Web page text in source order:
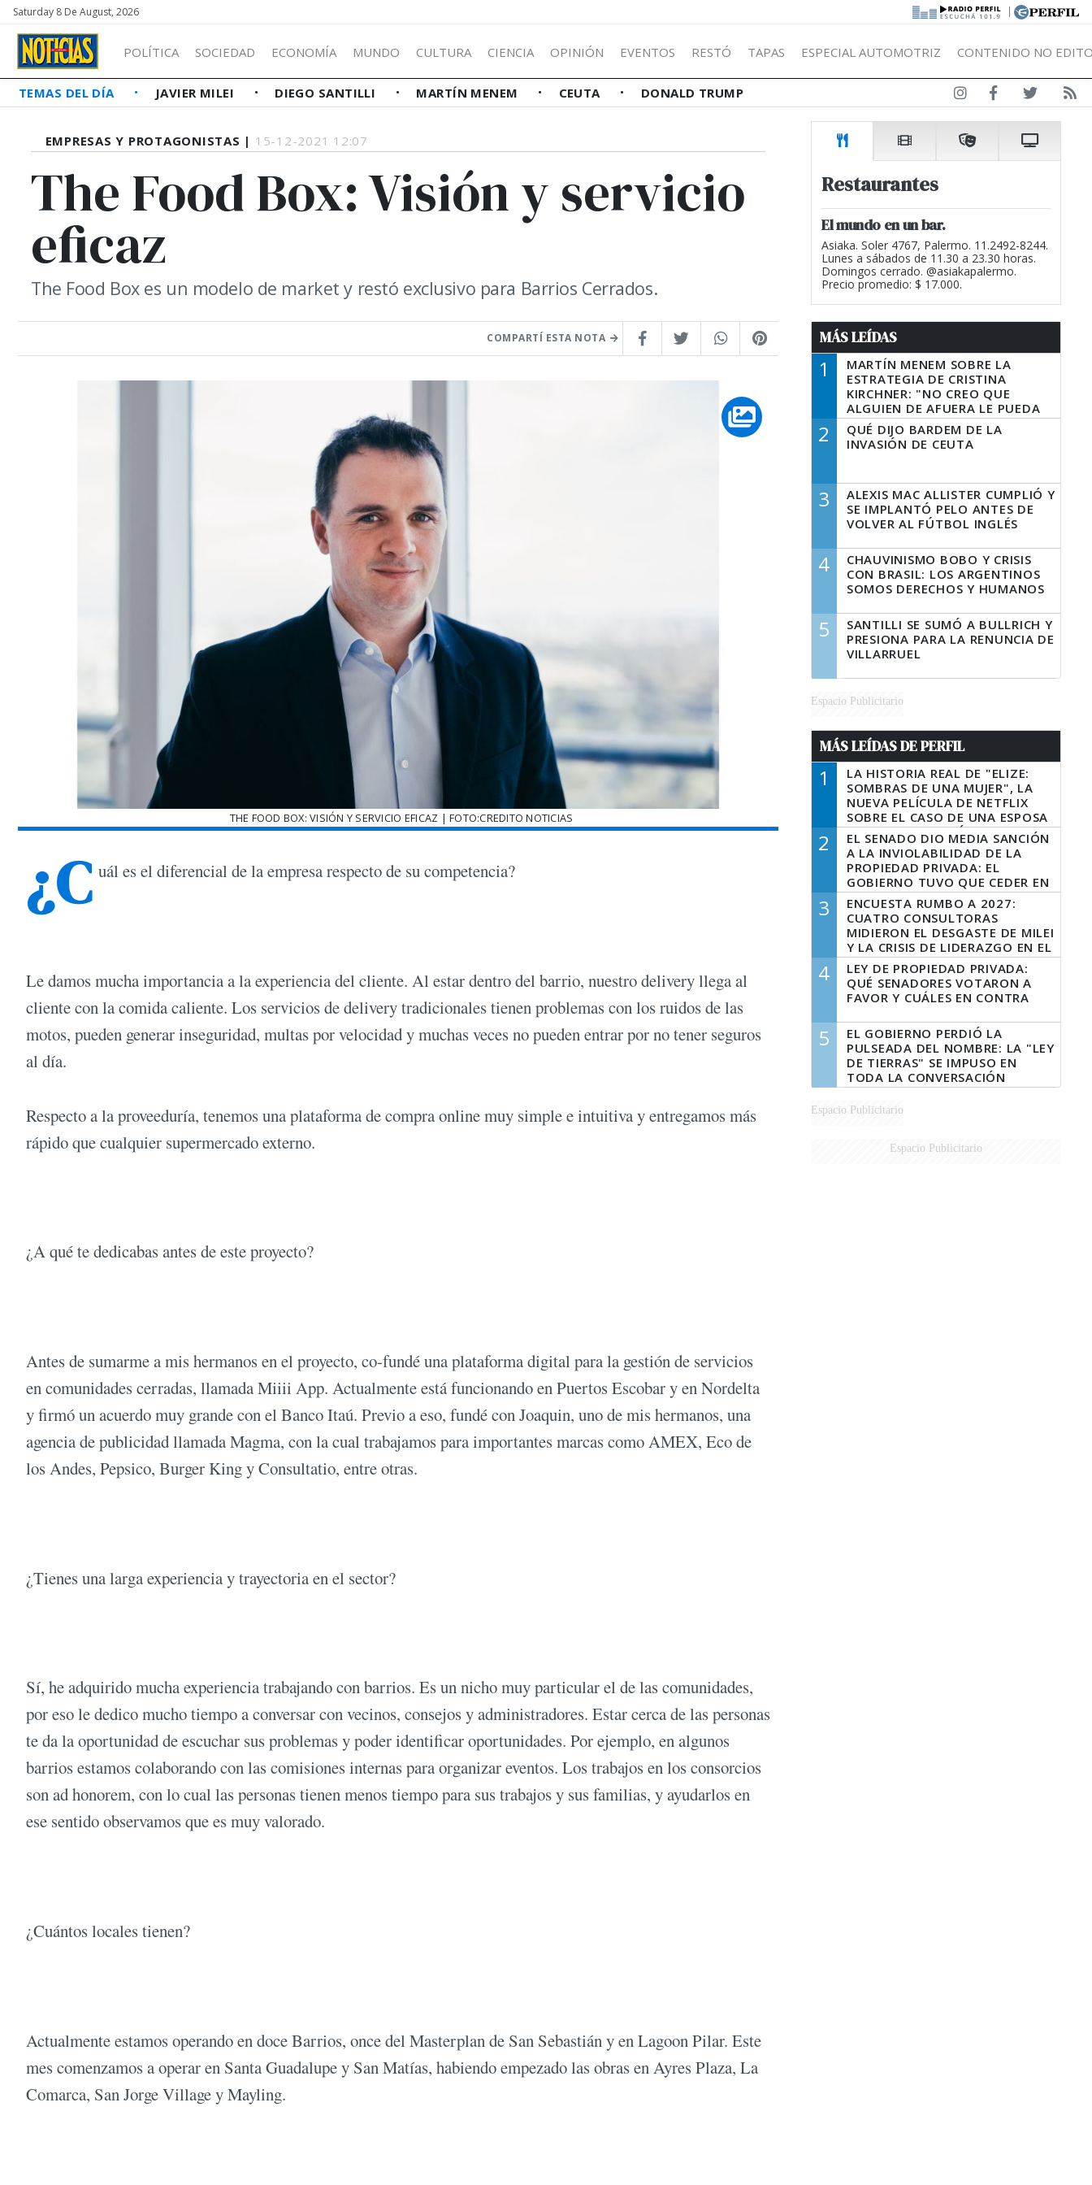
Saturday 8 De August, 2026 |
POLÍTICA SOCIEDAD ECONOMÍA MUNDO CULTURA CIENCIA OPINIÓN EVENTOS RESTÓ TAPAS ESPECIAL AUTOMOTRIZ CONTENIDO NO
TEMAS DEL DÍA JAVIER MILEI DIEGO SANTILLI MARTÍN MENEM CEUTA DONALD TRUMP
EMPRESAS Y PROTAGONISTAS | 15-12-2021 12:07
The Food Box: Visión y servicio
eficaz
The Food Box es un modelo de market y restó exclusivo para Barrios Cerrados.
COMPARTÍ ESTA NOTA
THE FOOD BOX: VISIÓN Y SERVICIO EFICAZ | FOTO:CREDITO NOTICIAS
¿C uál es el diferencial de la empresa respecto de su competencia?
Le damos mucha importancia a la experiencia del cliente. Al estar dentro del barrio, nuestro delivery llega al
cliente con la comida caliente. Los servicios de delivery tradicionales tienen problemas con los ruidos de las
motos, pueden generar inseguridad, multas por velocidad y muchas veces no pueden entrar por no tener seguros
al día.
Respecto a la proveeduría, tenemos una plataforma de compra online muy simple e intuitiva y entregamos más
rápido que cualquier supermercado externo.
¿A qué te dedicabas antes de este proyecto?
Antes de sumarme a mis hermanos en el proyecto, co-fundé una plataforma digital para la gestión de servicios
en comunidades cerradas, llamada Miiii App. Actualmente está funcionando en Puertos Escobar y en Nordelta
y firmó un acuerdo muy grande con el Banco Itaú. Previo a eso, fundé con Joaquin, uno de mis hermanos, una
agencia de publicidad llamada Magma, con la cual trabajamos para importantes marcas como AMEX, Eco de
los Andes, Pepsico, Burger King y Consultatio, entre otras.
¿Tienes una larga experiencia y trayectoria en el sector?
Sí, he adquirido mucha experiencia trabajando con barrios. Es un nicho muy particular el de las comunidades,
por eso le dedico mucho tiempo a conversar con vecinos, consejos y administradores. Estar cerca de las personas
te da la oportunidad de escuchar sus problemas y poder identificar oportunidades. Por ejemplo, en algunos
barrios estamos colaborando con las comisiones internas para organizar eventos. Los trabajos en los consorcios
son ad honorem, con lo cual las personas tienen menos tiempo para sus trabajos y sus familias, y ayudarlos en
ese sentido observamos que es muy valorado.
¿Cuántos locales tienen?
Actualmente estamos operando en doce Barrios, once del Masterplan de San Sebastián y en Lagoon Pilar. Este
mes comenzamos a operar en Santa Guadalupe y San Matías, habiendo empezado las obras en Ayres Plaza, La
Comarca, San Jorge Village y Mayling.
Restaurantes
El mundo en un bar.
Asiaka. Soler 4767, Palermo. 11.2492-8244.
Lunes a sábados de 11.30 a 23.30 horas.
Domingos cerrado. @asiakapalermo.
Precio promedio: $ 17.000.
MÁS LEÍDAS
1
MARTÍN MENEM SOBRE LA
ESTRATEGIA DE CRISTINA
KIRCHNER: "NO CREO QUE
ALGUIEN DE AFUERA LE PUEDA
DECIR A LA JUSTICIA LO QUE
TIENE QUE HACER"
2
QUÉ DIJO BARDEM DE LA
INVASIÓN DE CEUTA
3
ALEXIS MAC ALLISTER CUMPLIÓ Y
SE IMPLANTÓ PELO ANTES DE
VOLVER AL FÚTBOL INGLÉS
4
CHAUVINISMO BOBO Y CRISIS
CON BRASIL: LOS ARGENTINOS
SOMOS DERECHOS Y HUMANOS
5
SANTILLI SE SUMÓ A BULLRICH Y
PRESIONA PARA LA RENUNCIA DE
VILLARRUEL
Espacio Publicitario
MÁS LEÍDAS DE PERFIL
1
LA HISTORIA REAL DE "ELIZE:
SOMBRAS DE UNA MUJER", LA
NUEVA PELÍCULA DE NETFLIX
SOBRE EL CASO DE UNA ESPOSA
QUE DESCUARTIZÓ A SU
MARIDO
2
EL SENADO DIO MEDIA SANCIÓN
A LA INVIOLABILIDAD DE LA
PROPIEDAD PRIVADA: EL
GOBIERNO TUVO QUE CEDER EN
LA LEY DEL MANEJO DEL FUEGO
3
ENCUESTA RUMBO A 2027:
CUATRO CONSULTORAS
MIDIERON EL DESGASTE DE MILEI
Y LA CRISIS DE LIDERAZGO EN EL
PERONISMO
4
LEY DE PROPIEDAD PRIVADA:
QUÉ SENADORES VOTARON A
FAVOR Y CUÁLES EN CONTRA
5
EL GOBIERNO PERDIÓ LA
PULSEADA DEL NOMBRE: LA "LEY
DE TIERRAS" SE IMPUSO EN
TODA LA CONVERSACIÓN
DIGITAL
Espacio Publicitario
Espacio Publicitario